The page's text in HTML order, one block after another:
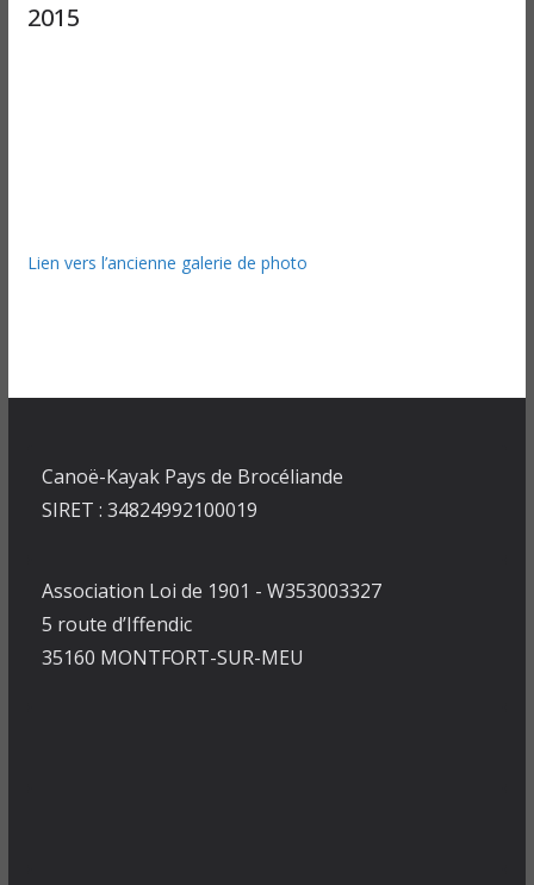
2015
Lien vers l’ancienne galerie de photo
Canoë-Kayak Pays de Brocéliande
SIRET : 34824992100019
Association Loi de 1901 - W353003327
5 route d’Iffendic
35160 MONTFORT-SUR-MEU